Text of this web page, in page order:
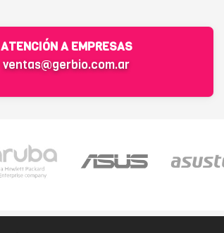
ATENCIÓN A EMPRESAS
ventas@gerbio.com.ar